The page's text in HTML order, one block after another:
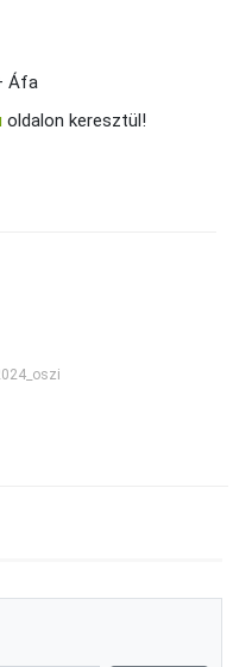
Áfa
oldalon keresztül!